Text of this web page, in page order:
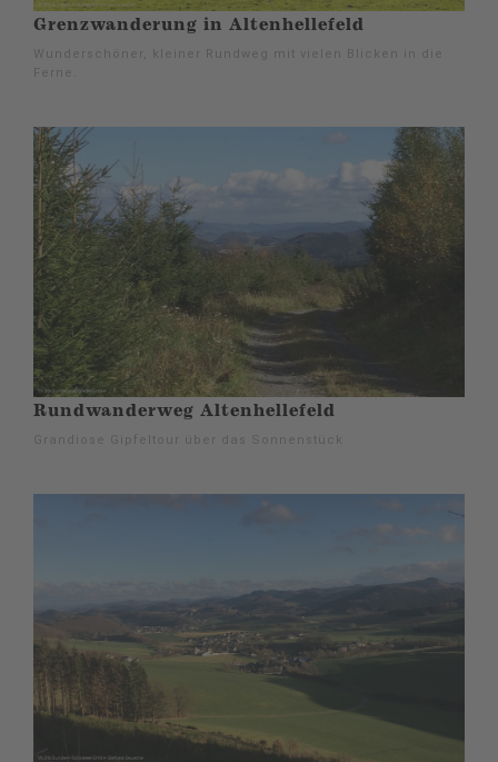
Grenzwanderung in Altenhellefeld
Wunderschöner, kleiner Rundweg mit vielen Blicken in die
Ferne.
Rundwanderweg Altenhellefeld
Grandiose Gipfeltour über das Sonnenstück